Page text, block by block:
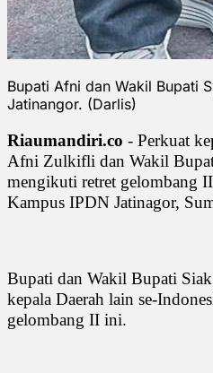
Bupati Afni dan Wakil Bupati
Jatinangor. (Darlis)
Riaumandiri.co - Perkuat
Afni Zulkifli dan Wakil
mengikuti retret gelombang
Kampus IPDN Jatinagor,
Bupati dan Wakil Bupati
kepala Daerah lain se-
gelombang II ini.